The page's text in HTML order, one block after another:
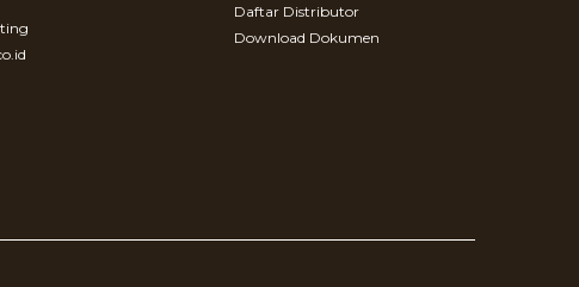
Daftar Distributor
Download Dokumen